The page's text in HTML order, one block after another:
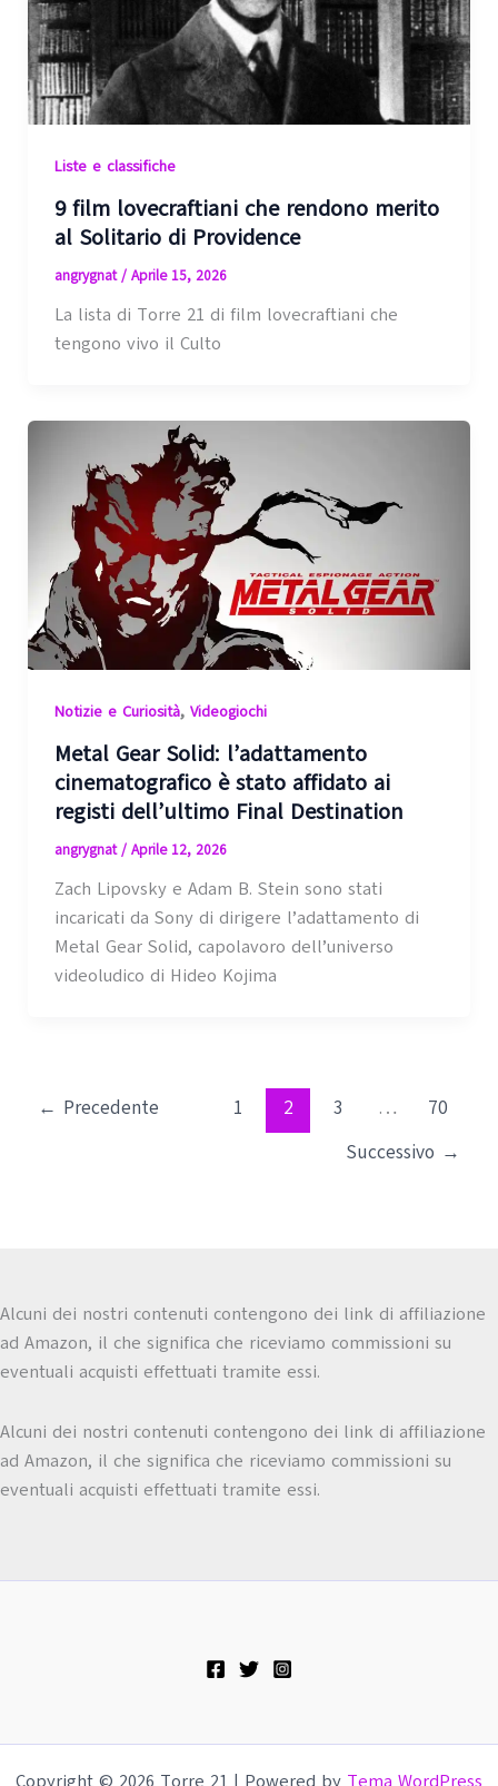
Liste e classifiche
9 film lovecraftiani che rendono merito
al Solitario di Providence
angrygnat/ Aprile 15, 2026
La lista di Torre 21 di film lovecraftiani che
tengono vivo il Culto
Notizie e Curiosità, Videogiochi
Metal Gear Solid: l’adattamento
cinematografico è stato affidato ai
registi dell’ultimo Final Destination
angrygnat/ Aprile 12, 2026
Zach Lipovsky e Adam B. Stein sono stati
incaricati da Sony di dirigere l’adattamento di
Metal Gear Solid, capolavoro dell’universo
videoludico di Hideo Kojima
← Precedente 1 2 3 …
70
Successivo →
Alcuni dei nostri contenuti contengono dei link di affiliazione
ad Amazon, il che significa che riceviamo commissioni su
eventuali acquisti effettuati tramite essi.
Alcuni dei nostri contenuti contengono dei link di affiliazione
ad Amazon, il che significa che riceviamo commissioni su
eventuali acquisti effettuati tramite essi.